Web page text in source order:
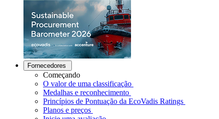
Fornecedores
Começando
O valor de uma classificação
Medalhas e reconhecimento
Princípios de Pontuação da EcoVadis Ratings
Planos e preços